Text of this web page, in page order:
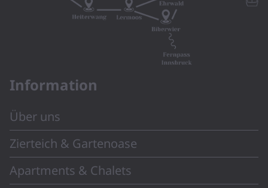
Information
Über uns
Zierteich & Gartenoase
Apartments & Chalets